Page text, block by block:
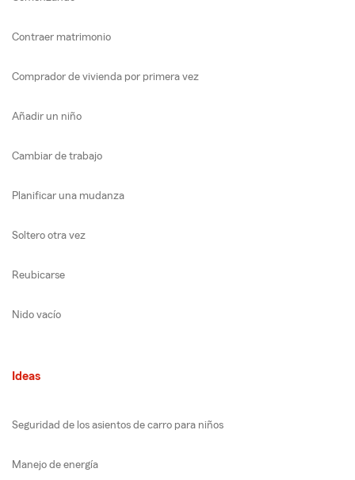
Contraer matrimonio
Comprador de vivienda por primera vez
Añadir un niño
Cambiar de trabajo
Planificar una mudanza
Soltero otra vez
Reubicarse
Nido vacío
Ideas
Seguridad de los asientos de carro para niños
Manejo de energía